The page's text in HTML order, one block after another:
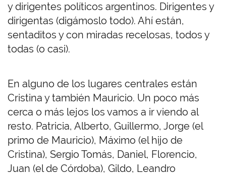
y dirigentes políticos argentinos. Dirigentes y
dirigentas (digámoslo todo). Ahí están,
sentaditos y con miradas recelosas, todos y
todas (o casi).
En alguno de los lugares centrales están
Cristina y también Mauricio. Un poco más
cerca o más lejos los vamos a ir viendo al
resto. Patricia, Alberto, Guillermo, Jorge (el
primo de Mauricio), Máximo (el hijo de
Cristina), Sergio Tomás, Daniel, Florencio,
Juan (el de Córdoba), Gildo, Leandro